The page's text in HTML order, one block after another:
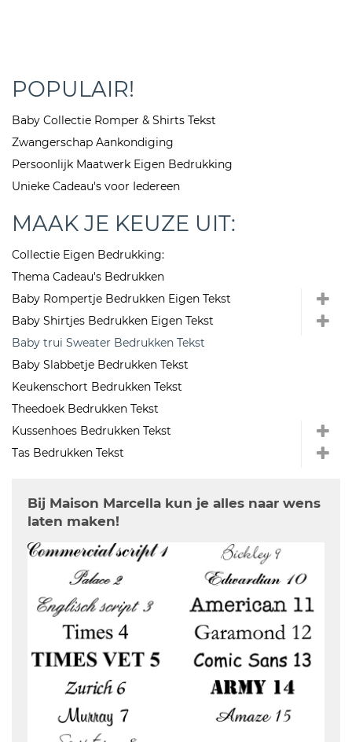
POPULAIR!
Baby Collectie Romper & Shirts Tekst
Zwangerschap Aankondiging
Persoonlijk Maatwerk Eigen Bedrukking
Unieke Cadeau's voor Iedereen
MAAK JE KEUZE UIT:
Collectie Eigen Bedrukking:
Thema Cadeau's Bedrukken
Baby Rompertje Bedrukken Eigen Tekst
Baby Shirtjes Bedrukken Eigen Tekst
Baby trui Sweater Bedrukken Tekst
Baby Slabbetje Bedrukken Tekst
Keukenschort Bedrukken Tekst
Theedoek Bedrukken Tekst
Kussenhoes Bedrukken Tekst
Tas Bedrukken Tekst
Bij Maison Marcella kun je alles naar wens
laten maken!